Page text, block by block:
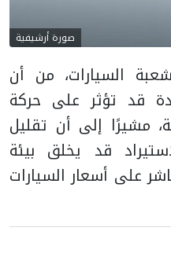
صورة أرشيفية
السيارات، من أن
قد تؤثر على حركة
مشيرًا إلى أن تقليل
قد يخلق بيئة
على أسعار السيارات